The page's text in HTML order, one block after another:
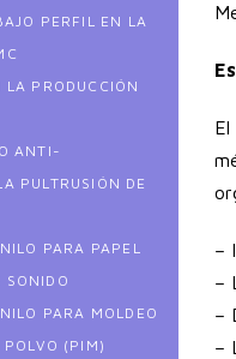
PERFIL EN LA
LA PRODUCCIÓN
ANTI-
PULTRUSIÓN DE
PARA PAPEL
SONIDO
PARA MOLDEO
POLVO (PIM)
–
–
–
–